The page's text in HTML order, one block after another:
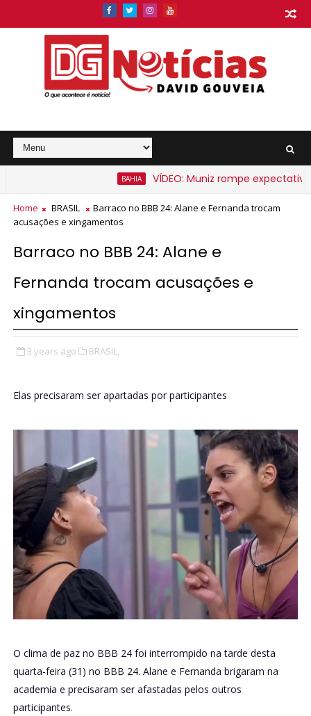
VÍDEO: Muniz rompe expectativa e
Home BRASIL
Barraco no BBB 24: Alane e Fernanda trocam
acusações e xingamentos
Barraco no BBB 24: Alane e
Fernanda trocam acusações e
xingamentos
3 years ago BRASIL,
Elas precisaram ser apartadas por participantes
O clima de paz no BBB 24 foi interrompido na tarde desta
quarta-feira (31) no BBB 24. Alane e Fernanda brigaram na
academia e precisaram ser afastadas pelos outros
participantes.